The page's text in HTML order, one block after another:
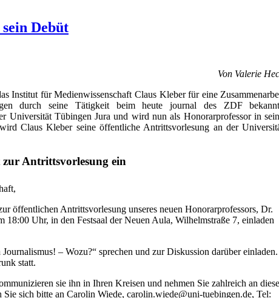
Debüt
Von Valerie
Institut für Medienwissenschaft Claus Kleber für eine
durch seine Tätigkeit beim heute journal des ZDF
Universität Tübingen Jura und wird nun als Honorarprofessor in
Claus Kleber seine öffentliche Antrittsvorlesung an der
Antrittsvorlesung ein
öffentlichen Antrittsvorlesung unseres neuen Honorarprofessors, Dr.
18:00 Uhr, in den Festsaal der Neuen Aula, Wilhelmstraße 7, einladen
– Wozu?“ sprechen und zur Diskussion darüber einladen.
statt.
sie ihn in Ihren Kreisen und nehmen Sie zahlreich an
sich bitte an Carolin Wiede, carolin.wiede@uni-tuebingen.de, Tel: